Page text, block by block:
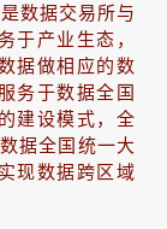
数据交易所与
于产业生态，
据做相应的数
务于数据全国
建设模式，全
据全国统一大
现数据跨区域